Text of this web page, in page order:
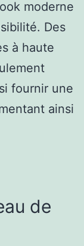
moderne
Des
à haute
fournir une
ainsi
de